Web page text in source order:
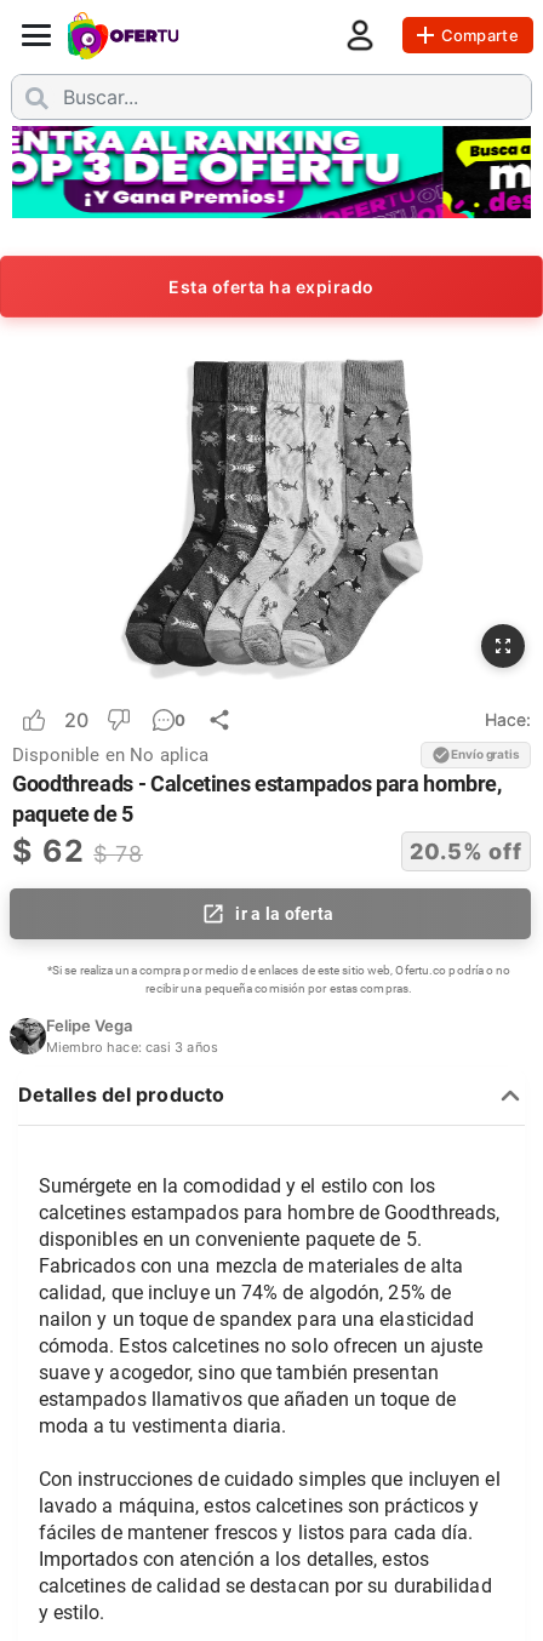
Comparte
Esta oferta ha expirado
20 0 Hace:
Disponible en No aplica Envío gratis
Goodthreads - Calcetines estampados para hombre,
paquete de 5
$ 62 $78 20.5% off
ir a la oferta
*Si se realiza una compra por medio de enlaces de este sitio web, Ofertu.co podría o no
recibir una pequeña comisión por estas compras.
Felipe Vega
Miembro hace: casi 3 años
Detalles del producto
Sumérgete en la comodidad y el estilo con los
calcetines estampados para hombre de Goodthreads,
disponibles en un conveniente paquete de 5.
Fabricados con una mezcla de materiales de alta
calidad, que incluye un 74% de algodón, 25% de
nailon y un toque de spandex para una elasticidad
cómoda. Estos calcetines no solo ofrecen un ajuste
suave y acogedor, sino que también presentan
estampados llamativos que añaden un toque de
moda a tu vestimenta diaria.
Con instrucciones de cuidado simples que incluyen el
lavado a máquina, estos calcetines son prácticos y
fáciles de mantener frescos y listos para cada día.
Importados con atención a los detalles, estos
calcetines de calidad se destacan por su durabilidad
y estilo.